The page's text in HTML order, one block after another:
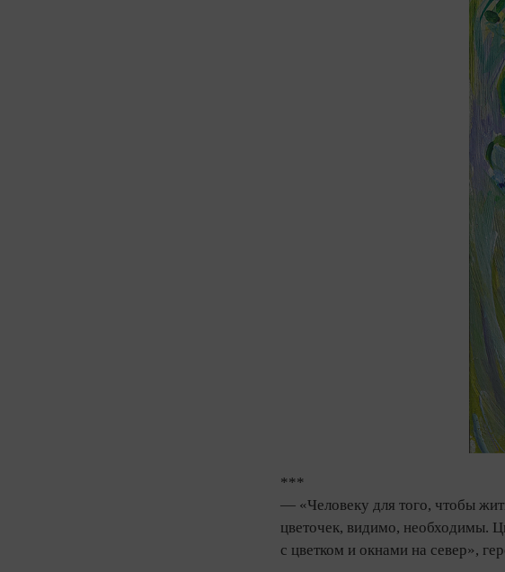
***
— «Человеку для того, чтобы
цветочек, видимо, необходимы.
с цветком и окнами на север»,